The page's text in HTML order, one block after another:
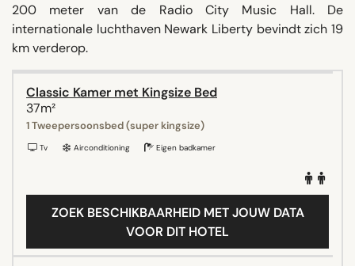
200 meter van de Radio City Music Hall. De
internationale luchthaven Newark Liberty bevindt zich 19
km verderop.
Classic Kamer met Kingsize Bed
37m²
1 Tweepersoonsbed (super kingsize)
Tv Airconditioning Eigen badkamer
ZOEK BESCHIKBAARHEID MET JOUW DATA
VOOR DIT HOTEL